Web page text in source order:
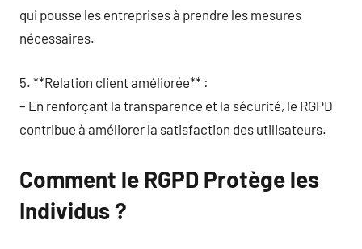
qui pousse les entreprises à prendre les mesures
nécessaires.
5. **Relation client améliorée** :
– En renforçant la transparence et la sécurité, le RGPD
contribue à améliorer la satisfaction des utilisateurs.
Comment le RGPD Protège les
Individus ?